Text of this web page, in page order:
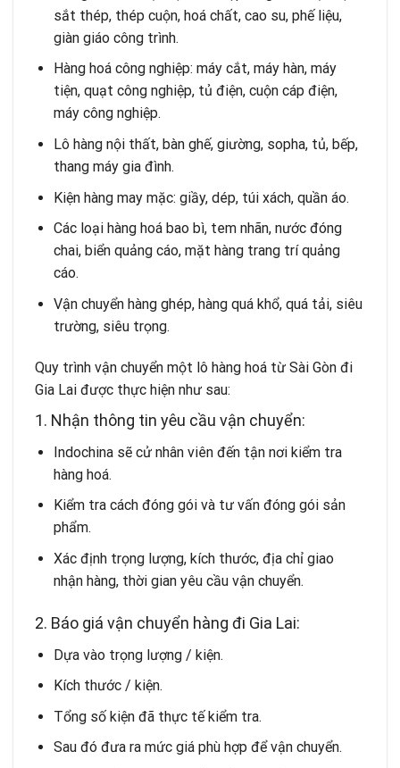
sắt thép, thép cuộn, hoá chất, cao su, phế liệu,
giàn giáo công trình.
Hàng hoá công nghiệp: máy cắt, máy hàn, máy
tiện, quạt công nghiệp, tủ điện, cuộn cáp điện,
máy công nghiệp.
Lô hàng nội thất, bàn ghế, giường, sopha, tủ, bếp,
thang máy gia đình.
Kiện hàng may mặc: giầy, dép, túi xách, quần áo.
Các loại hàng hoá bao bì, tem nhãn, nước đóng
chai, biển quảng cáo, mặt hàng trang trí quảng
cáo.
Vận chuyển hàng ghép, hàng quá khổ, quá tải, siêu
trường, siêu trọng.
Quy trình vận chuyển một lô hàng hoá từ Sài Gòn đi
Gia Lai được thực hiện như sau:
1. Nhận thông tin yêu cầu vận chuyển:
Indochina sẽ cử nhân viên đến tận nơi kiểm tra
hàng hoá.
Kiểm tra cách đóng gói và tư vấn đóng gói sản
phẩm.
Xác định trọng lượng, kích thước, địa chỉ giao
nhận hàng, thời gian yêu cầu vận chuyển.
2. Báo giá vận chuyển hàng đi Gia Lai:
Dựa vào trọng lượng / kiện.
Kích thước / kiện.
Tổng số kiện đã thực tế kiểm tra.
Sau đó đưa ra mức giá phù hợp để vận chuyển.